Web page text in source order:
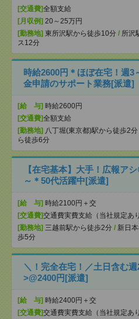
[交通費]全額支給
[月収例] 20～25万円
[勤務地] 東所沢駅から徒歩10分 / 所沢
ス12分
時給2600円＊ほぼ在宅！週3
金申請のサポート業務[派遣]
[給 与] 時給2600円
[交通費]全額支給
[勤務地] 八丁堀(東京都)駅から徒歩2分
ら徒歩6分
【在宅基本】大手！広報ア
～＊50代活躍中[派遣]
[給 与] 時給2100円＋交
[交通費]交通費実費支給（当社規定あり
[勤務地] 三越前駅から徒歩2分 / 新日
歩5分
＼！完全在宅！／土日含む
>@2400円[派遣]
[給 与] 時給2400円＋交
[交通費]交通費実費支給（当社規定あり